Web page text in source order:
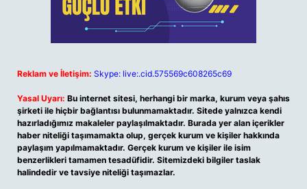
Reklam ve İletişim: Skype: live:.cid.575569c608265c69
Yasal Uyarı: Bu internet sitesi, herhangi bir marka, kurum veya şahıs
şirketi ile hiçbir bağlantısı bulunmamaktadır. Sitede yalnızca kendi
hazırladığımız makaleler paylaşılmaktadır. Burada yer alan içerikler
haber niteliği taşımamakta olup, gerçek kurum ve kişiler hakkında
paylaşım yapılmamaktadır. Gerçek kurum ve kişiler ile isim
benzerlikleri tamamen tesadüfidir. Sitemizdeki bilgiler taslak
halindedir ve tavsiye niteliği taşımazlar.